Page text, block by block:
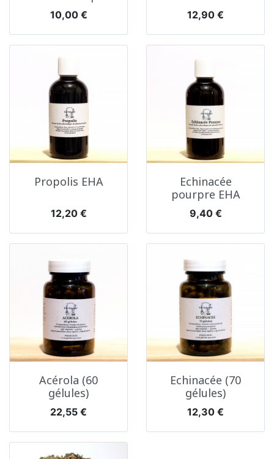
Prix
10,00 € Prix
12,90 €
Propolis EHA
Prix
12,20 €
Echinacée
pourpre EHA
Prix
9,40 €
Acérola (60
gélules)
Prix
22,55 €
Echinacée (70
gélules)
Prix
12,30 €